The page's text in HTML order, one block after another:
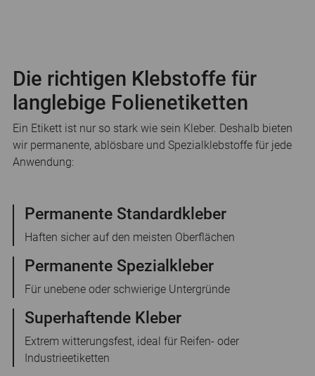
Die richtigen Klebstoffe für
langlebige Folienetiketten
Ein Etikett ist nur so stark wie sein Kleber. Deshalb bieten
wir permanente, ablösbare und Spezialklebstoffe für jede
Anwendung:
Permanente Standardkleber
Haften sicher auf den meisten Oberflächen
Permanente Spezialkleber
Für unebene oder schwierige Untergründe
Superhaftende Kleber
Extrem witterungsfest, ideal für Reifen- oder
Industrieetiketten